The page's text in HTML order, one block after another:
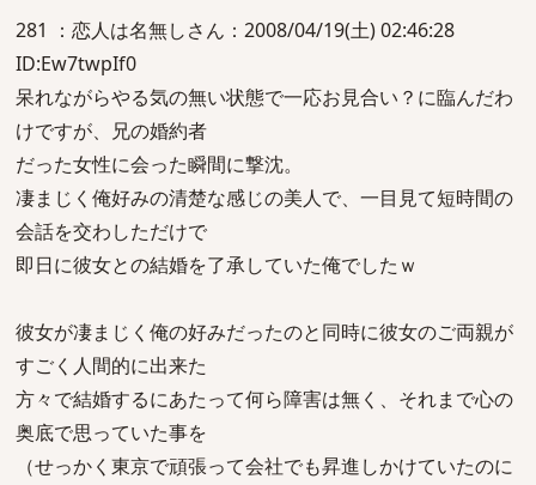
281 ：恋人は名無しさん：2008/04/19(土) 02:46:28
ID:Ew7twpIf0
呆れながらやる気の無い状態で一応お見合い？に臨んだわ
けですが、兄の婚約者
だった女性に会った瞬間に撃沈。
凄まじく俺好みの清楚な感じの美人で、一目見て短時間の
会話を交わしただけで
即日に彼女との結婚を了承していた俺でしたｗ
彼女が凄まじく俺の好みだったのと同時に彼女のご両親が
すごく人間的に出来た
方々で結婚するにあたって何ら障害は無く、それまで心の
奥底で思っていた事を
（せっかく東京で頑張って会社でも昇進しかけていたのに